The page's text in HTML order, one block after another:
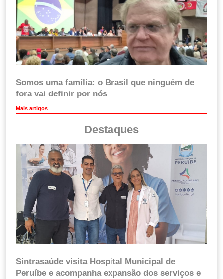
Somos uma família: o Brasil que ninguém de
fora vai definir por nós
Mais artigos
Destaques
Sintrasaúde visita Hospital Municipal de
Peruíbe e acompanha expansão dos serviços e